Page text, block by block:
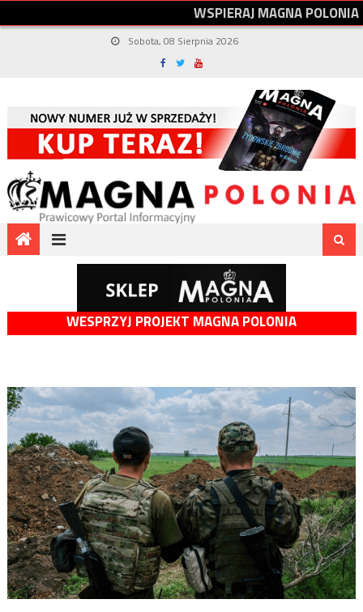
WSPIERAJMAGNAPOLONIA
Sobota, 08 Sierpnia 2026
WESPRZYJ PROJEKT MAGNA POLONIA